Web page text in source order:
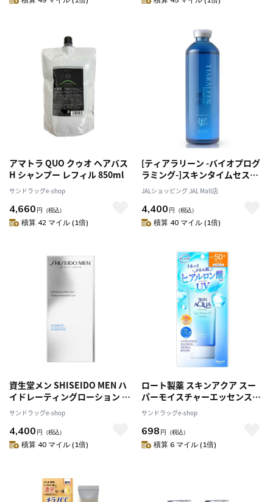
アマトラ QUO クゥオ ヘアバス
H シャンプー レフィル 850ml
サンドラッグe-shop
4,660 円 （税込）
積算 42 マイル (1倍)
[ティアラリーン -バイオプログ
ラミング-]スキンタイムセス
907D Plus 理水 [化粧水]
JALショッピング JAL Mall店
4,400 円 （税込）
積算 40 マイル (1倍)
資生堂メン SHISEIDO MEN ハ
イドレーティングローション C
150ml
サンドラッグe-shop
4,400 円 （税込）
積算 40 マイル (1倍)
ロート製薬 スキンアクア スー
パーモイスチャーエッセンス
80g
サンドラッグe-shop
698 円 （税込）
積算 6 マイル (1倍)